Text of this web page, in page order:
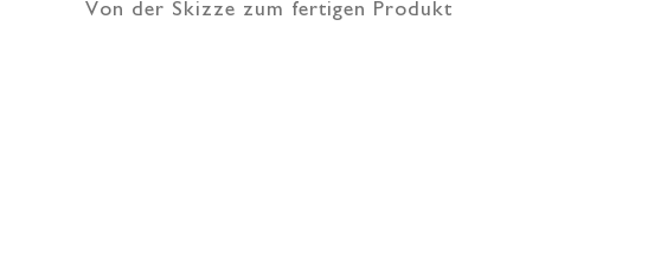
Von der Skizze zum fertigen Produkt